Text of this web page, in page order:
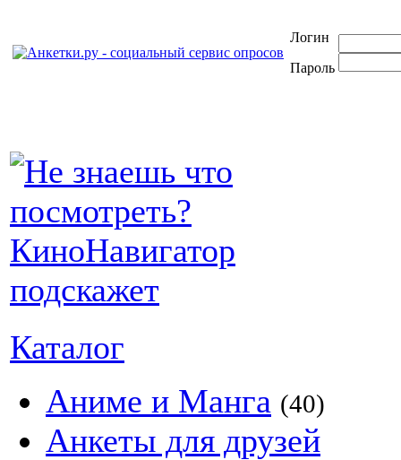
Логин
Пароль
Каталог
Аниме и Манга (40)
Анкеты для друзей